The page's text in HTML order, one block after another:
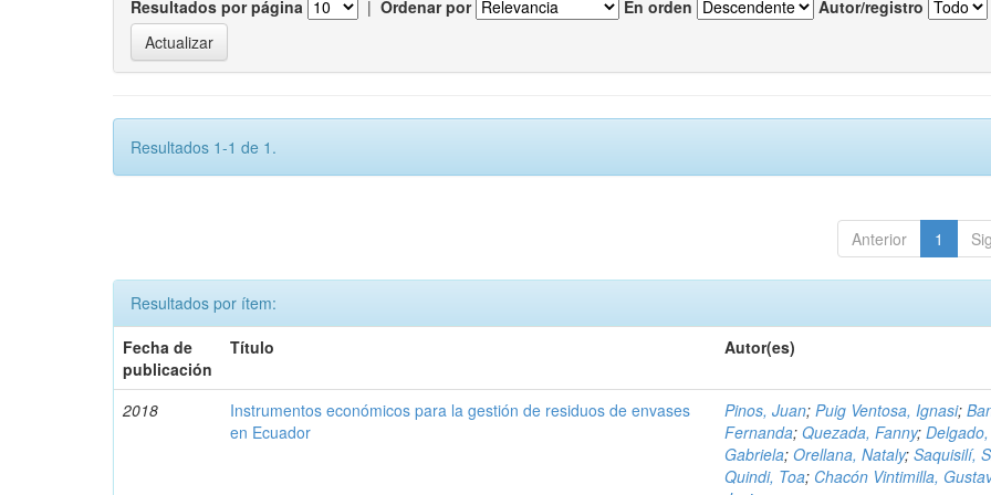
Resultados por página | Ordenar por En orden Autor/registro
Resultados 1-1 de 1.
Anterior 1
Resultados por ítem:
Fecha de
publicación
Título Autor(es)
2018
Instrumentos económicos para la gestión de residuos de envases
en Ecuador
Pinos, Juan;Puig Ventosa, Ignasi;
Fernanda;Quezada, Fanny;Delgado,
Gabriela;Orellana, Nataly;Saquisilí,
Quindi, Toa; Chacón Vintimilla,